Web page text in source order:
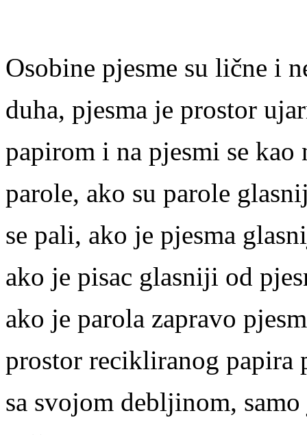
Osobine pjesme su lične i
duha, pjesma je prostor
papirom i na pjesmi se kao
parole, ako su parole
se pali, ako je pjesma
ako je pisac glasniji od
ako je parola zapravo
prostor recikliranog papira
sa svojom debljinom,